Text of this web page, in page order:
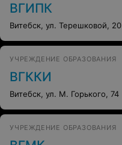
ВГИПК
Витебск, ул. Терешковой, 20
УЧРЕЖДЕНИЕ ОБРАЗОВАНИЯ
ВГККИ
Витебск, ул. М. Горького, 74
УЧРЕЖДЕНИЕ ОБРАЗОВАНИЯ